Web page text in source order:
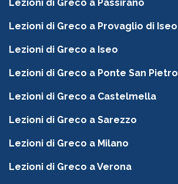
Lezioni di Greco a Passirano
Lezioni di Greco a Provaglio di Iseo
Lezioni di Greco a Iseo
Lezioni di Greco a Ponte San Pietro
Lezioni di Greco a Castelmella
Lezioni di Greco a Sarezzo
Lezioni di Greco a Milano
Lezioni di Greco a Verona